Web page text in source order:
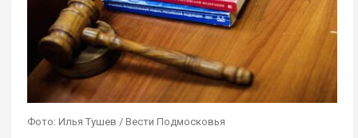
Фото: Илья Тушев / Вести Подмосковья